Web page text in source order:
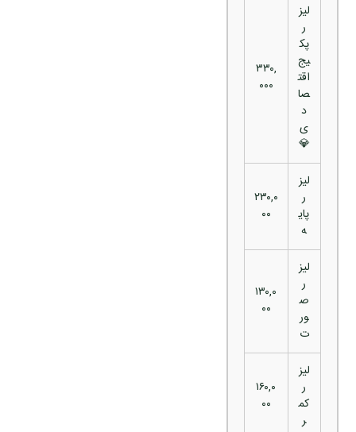
لیز
ر
پک
یج
اقت
صا
د
ی
💎
۳۳۰,
۰۰۰
لیز
ر
پای
ه
۲۳۰,۰
۰۰
لیز
ر
ص
ور
ت
۱۳۰,۰
۰۰
لیز
ر
کم
ر
۱۶۰,۰
۰۰